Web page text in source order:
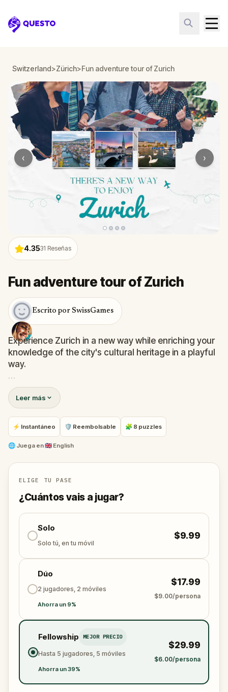
Questo
Switzerland>Zürich>Fun adventure tour of Zurich
‹ ›
4.3531 Reseñas
Fun adventure tour of Zurich
Escrito por SwissGames
Experience Zurich in a new way while enriching your
knowledge of the city's cultural heritage in a playful
way.
You will get to tour around the beautiful center of
Zurich while discovering its compelling heritage. The
walk is pleasant, and challenges are adapted to be
fun for friends, families with children, and couples.
Uncover what you would usually pass as ordinary.
Leer más
⚡ Instantáneo 🛡 Reembolsable 🧩 8 puzzles
🌐 Juega en🇬🇧 English
ELIGE TU PASE
¿Cuántos vais a jugar?
Solo
Solo tú, en tu móvil
$9.99
Dúo
2 jugadores, 2 móviles
Ahorra un 9%
$17.99
$9.00/persona
Fellowship MEJOR PRECIO
Hasta 5 jugadores, 5 móviles
Ahorra un 39%
$29.99
$6.00/persona